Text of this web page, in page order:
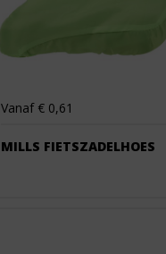
Vanaf € 0,61
MILLS FIETSZADELHOES